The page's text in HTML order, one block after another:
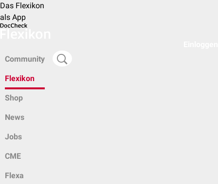
Das Flexikon
als App
Community
Flexikon
Shop
News
Jobs
CME
Flexa